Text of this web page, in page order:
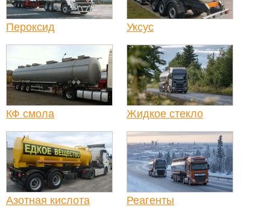
Пероксид Уксус
КФ смола Жидкое стекло
Азотная кислота Реагенты